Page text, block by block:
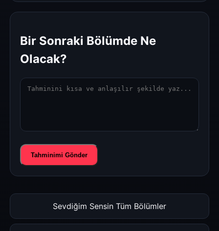
Bir Sonraki Bölümde Ne
Olacak?
Tahminimi Gönder
Sevdiğim Sensin Tüm Bölümler